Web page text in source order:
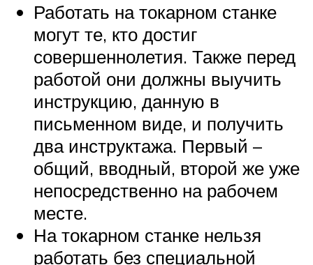
Работать на токарном станке
могут те, кто достиг
совершеннолетия. Также перед
работой они должны выучить
инструкцию, данную в
письменном виде, и получить
два инструктажа. Первый –
общий, вводный, второй же уже
непосредственно на рабочем
месте.
На токарном станке нельзя
работать без специальной